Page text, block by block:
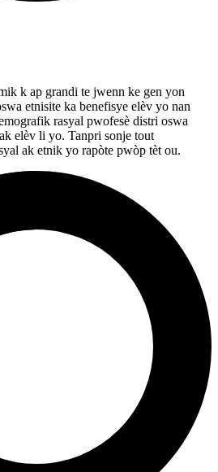
k ap grandi te jwenn ke gen yon
etnisite ka benefisye elèv yo nan
rasyal pwofesè distri oswa
elèv li yo. Tanpri sonje tout
ak etnik yo rapòte pwòp tèt ou.